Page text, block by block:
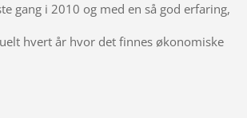
gang i 2010 og med en så god erfaring,
hvert år hvor det finnes økonomiske